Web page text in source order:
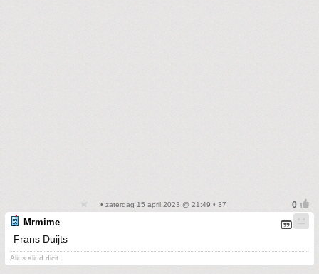
• zaterdag 15 april 2023 @ 21:49 • 37
Mrmime
Frans Duijts
Alius aliud dicit